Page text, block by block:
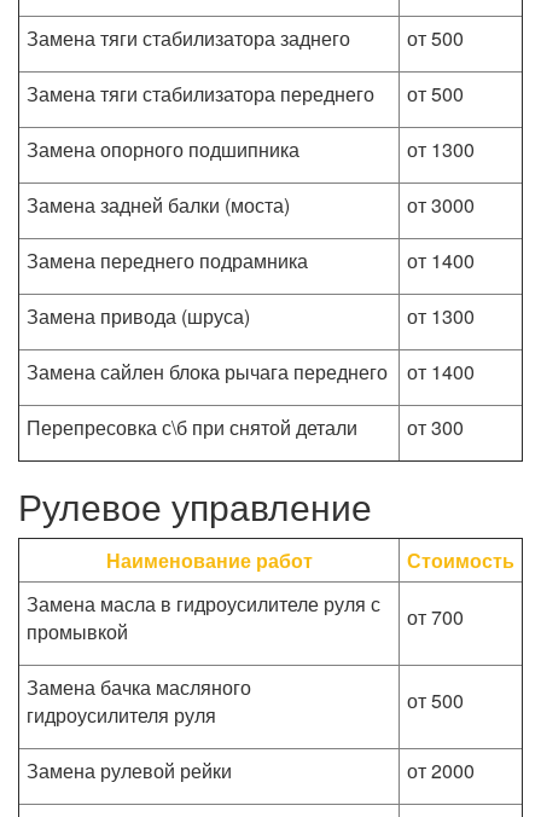
Замена тяги стабилизатора заднего
от 500
Замена тяги стабилизатора переднего
от 500
Замена опорного подшипника
от 1300
Замена задней балки (моста)
от 3000
Замена переднего подрамника
от 1400
Замена привода (шруса)
от 1300
Замена сайлен блока рычага переднего
от 1400
Перепресовка с\б при снятой детали
от 300
Рулевое управление
Наименование работ
Стоимость
Замена масла в гидроусилителе руля с
промывкой
от 700
Замена бачка масляного
гидроусилителя руля
от 500
Замена рулевой рейки
от 2000